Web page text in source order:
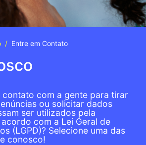
Entre em Contato
contato com a gente para tirar
ou solicitar dados
ser utilizados pela
com a Lei Geral de
(LGPD)? Selecione uma das
conosco!